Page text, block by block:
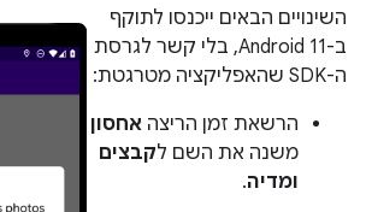
השינויים הבאים ייכנסו לתוקף
ב-Android 11, בלי קשר לגרסת
ה-SDK שהאפליקציה מטרגטת:
הרשאת זמן הריצה אחסון
משנה את השם לקבצים
ומדיה.